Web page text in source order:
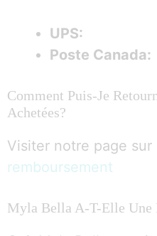
UPS:
Poste Canada:
Comment Puis-Je
Achetées?
Visiter notre page sur
remboursement
Myla Bella A-T-Elle Une